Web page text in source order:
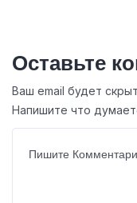
Оставьте
Ваш email будет
Напишите что